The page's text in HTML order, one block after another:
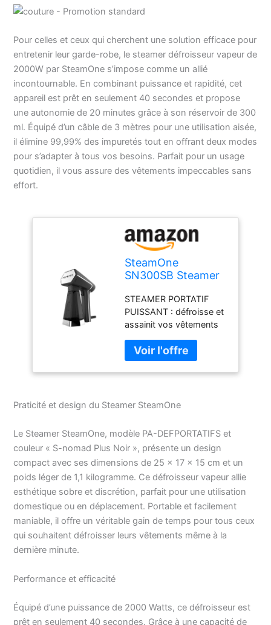
Pour celles et ceux qui cherchent une solution efficace pour
entretenir leur garde-robe, le steamer défroisseur vapeur de
2000W par SteamOne s’impose comme un allié
incontournable. En combinant puissance et rapidité, cet
appareil est prêt en seulement 40 secondes et propose
une autonomie de 20 minutes grâce à son réservoir de 300
ml. Équipé d’un câble de 3 mètres pour une utilisation aisée,
il élimine 99,99% des impuretés tout en offrant deux modes
pour s’adapter à tous vos besoins. Parfait pour un usage
quotidien, il vous assure des vêtements impeccables sans
effort.
SteamOne
SN300SB Steamer
Noir 2000W -
300ml
STEAMER PORTATIF
PUISSANT : défroisse et
assainit vos vêtements
pour un rendu
impeccable.
AUTONOMIE
réservoir de 300ml pour
secondes. DESIGN
HAUT DE GAMME :
finition mate veloutée et
dimensions compactes
pour un format de
voyage élégant.
ACCESSOIRE INCLUS :
livré avec un connecteur
de bouteille et un câble
nos produits sont
garantis 24 mois, pièces
Praticité et design du Steamer SteamOne
Le Steamer SteamOne, modèle PA-DEFPORTATIFS et
couleur « S-nomad Plus Noir », présente un design
compact avec ses dimensions de 25 x 17 x 15 cm et un
poids léger de 1,1 kilogramme. Ce défroisseur vapeur allie
esthétique sobre et discrétion, parfait pour une utilisation
domestique ou en déplacement. Portable et facilement
maniable, il offre un véritable gain de temps pour tous ceux
qui souhaitent défroisser leurs vêtements même à la
dernière minute.
Performance et efficacité
Équipé d’une puissance de 2000 Watts, ce défroisseur est
prêt en seulement 40 secondes. Grâce à une capacité de